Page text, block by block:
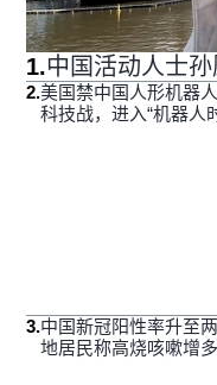
1.中国活动人士
2.美国禁中国人形机器
科技战，进入“机器人
3.中国新冠阳性率升至
地居民称高烧咳嗽增多